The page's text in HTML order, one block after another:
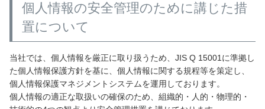
個人情報の安全管理のために講じた措
置について
当社では、個人情報を厳正に取り扱うため、JIS Q 15001に準拠し
た個人情報保護方針を基に、個人情報に関する規程等を策定し、
個人情報保護マネジメントシステムを運用しております。
個人情報の適正な取扱いの確保のため、組織的・人的・物理的・